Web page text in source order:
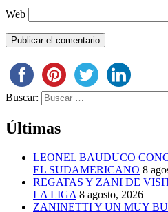
Web
Buscar:
Últimas
LEONEL BAUDUCO
EL SUDAMERICANO 8
REGATAS Y ZANI DE
LA LIGA 8 agosto, 2026
ZANINETTI Y UN MUY